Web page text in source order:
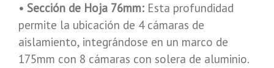
• Sección de Hoja 76mm: Esta profundidad
permite la ubicación de 4 cámaras de
aislamiento, integrándose en un marco de
175mm con 8 cámaras con solera de aluminio.